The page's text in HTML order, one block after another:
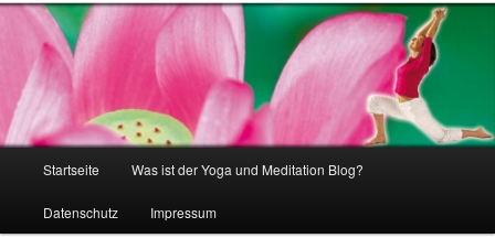
Startseite Was ist der Yoga und Meditation Blog?
Datenschutz Impressum